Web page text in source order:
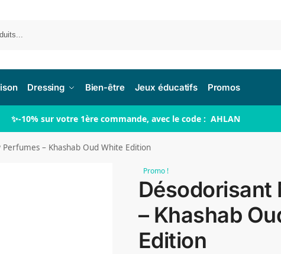
Dressing Bien-être Jeux éducatifs Promos
✨-10% sur votre 1ère commande, avec le code : AHLAN
– Khashab Oud White Edition
Promo !
Désodorisant
– Khashab
Edition